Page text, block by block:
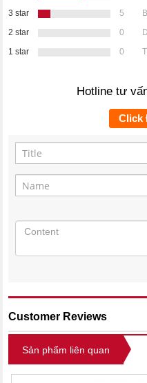
3 star
5
2 star
0
1 star
0
Hotline tư
Click
Customer Reviews
Sản phẩm liên quan